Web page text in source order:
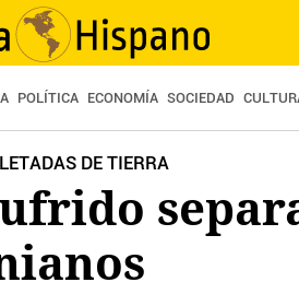
POLÍTICA ECONOMÍA SOCIEDAD
DE TIERRA